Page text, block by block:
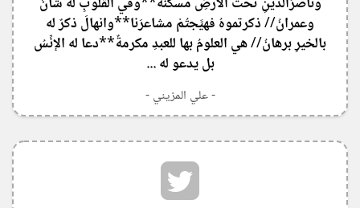
وعمرانُ// ذكرتموهُ فهيَّجتُمْ مشاعرَنا**وانهالَ ذكرٌ له
بالخيرِ برهانُ// هي العلومُ بها للعبدِ مكرمةٌ**دعا له الإنِّسُ
بل يدعو له ...
- علي المزيني -